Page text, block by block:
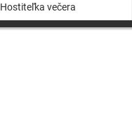
Hostiteľka večera